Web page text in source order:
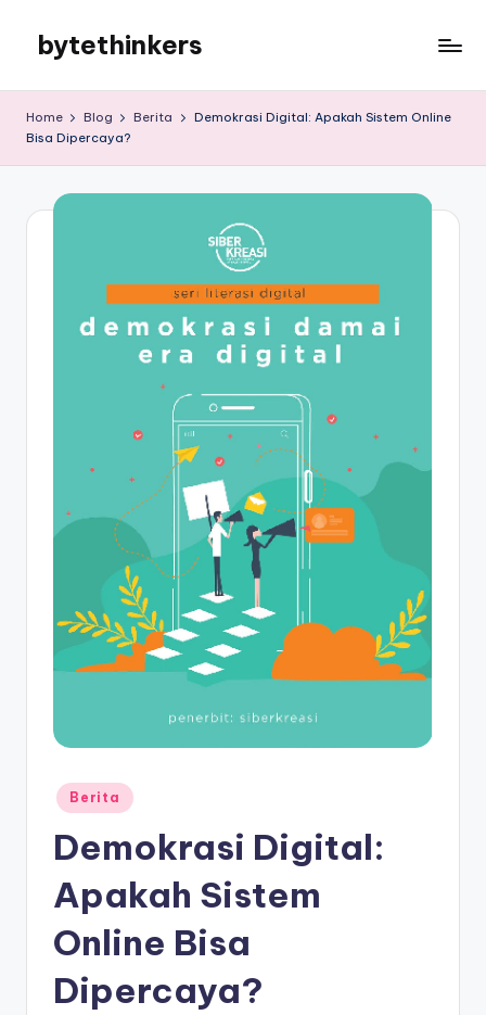
content
bytethinkers
Home Blog Berita
Demokrasi Digital: Apakah Sistem Online
Bisa Dipercaya?
Posted
in
Berita
Demokrasi Digital:
Apakah Sistem
Online Bisa
Dipercaya?